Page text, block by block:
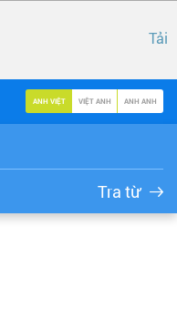
Tải
ANH VIỆT VIỆT ANH ANH ANH
Tra từ